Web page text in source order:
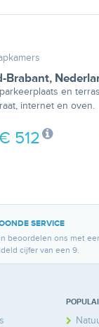
Brabant,
en
internet en oven.
512
SERVICE
beoordelen ons met
cijfer van een 9.